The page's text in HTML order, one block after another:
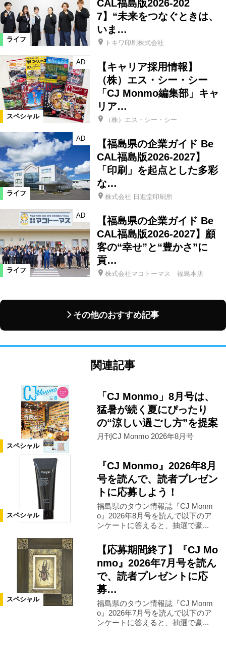
ライフ
CAL福島版2026-202
7】“未来をつなぐときは、
いま…
トキワ印刷株式会社
スペシャル
AD
【キャリア採用情報】
（株）エス・シー・シー
「CJ Monmo編集部」キャ
リア…
（株）エス・シー・シー
ライフ
AD
【福島県の企業ガイド Be
CAL福島版2026-2027】
「印刷」を起点とした多彩
な…
株式会社 日進堂印刷所
ライフ
AD
【福島県の企業ガイド Be
CAL福島版2026-2027】顧
客の“幸せ”と“豊かさ”に
貢…
株式会社マコトーマス 福島本店
その他のおすすめ記事
関連記事
スペシャル
「CJ Monmo」8月号は、
猛暑が続く夏にぴったり
の“涼しい過ごし方”を提案
月刊CJ Monmo 2026年8月号
スペシャル
『CJ Monmo』2026年8月
号を読んで、読者プレゼン
トに応募しよう！
福島県のタウン情報誌『CJ Monm
o』2026年8月号を読んで以下のア
ンケートに答えると、抽選で豪...
スペシャル
【応募期間終了】『CJ Mo
nmo』2026年7月号を読ん
で、読者プレゼントに応
募…
福島県のタウン情報誌『CJ Monm
o』2026年7月号を読んで以下のア
ンケートに答えると、抽選で豪...